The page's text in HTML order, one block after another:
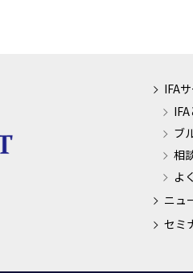
IFA
ブ
相
よ
ニュ
セミ